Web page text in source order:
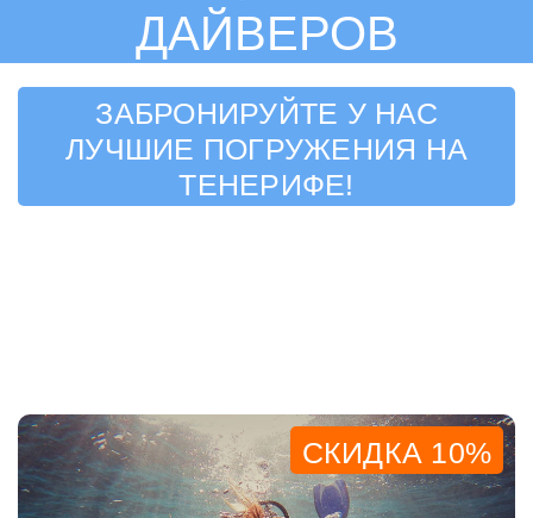
ДАЙВЕРОВ
ЗАБРОНИРУЙТЕ У НАС
ЛУЧШИЕ ПОГРУЖЕНИЯ НА
ТЕНЕРИФЕ!
СКИДКА 10%